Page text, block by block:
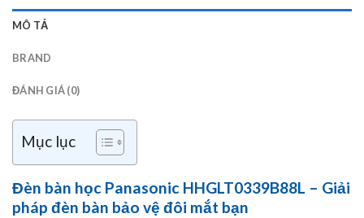
MÔ TẢ
BRAND
ĐÁNH GIÁ (0)
Mục lục
Đèn bàn học Panasonic HHGLT0339B88L – Giải
pháp đèn bàn bảo vệ đôi mắt bạn